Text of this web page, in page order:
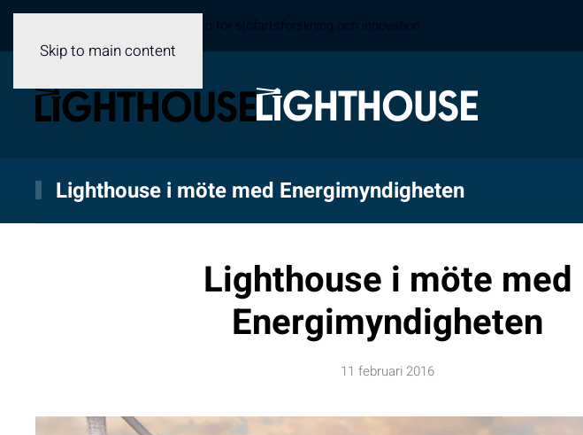
Skip to main content
Lighthouse i möte med Energimyndigheten
Lighthouse i möte med
Energimyndigheten
11 februari 2016